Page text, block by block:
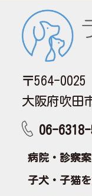
〒564-0025
大阪府吹田
06-6318-
病院・診察
子犬・子猫